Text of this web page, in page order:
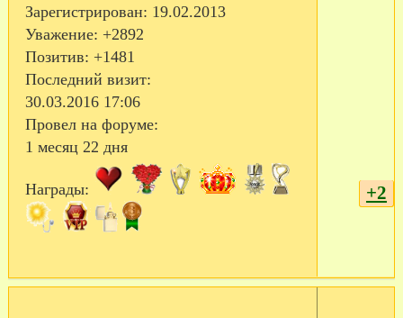
Зарегистрирован: 19.02.2013
Уважение: +2892
Позитив: +1481
Последний визит:
30.03.2016 17:06
Провел на форуме:
1 месяц 22 дня
Награды: +2